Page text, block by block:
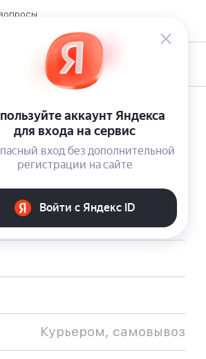
товара
Контакты
600-28-07
19:00
технологии NFC
Курьером, самовывоз